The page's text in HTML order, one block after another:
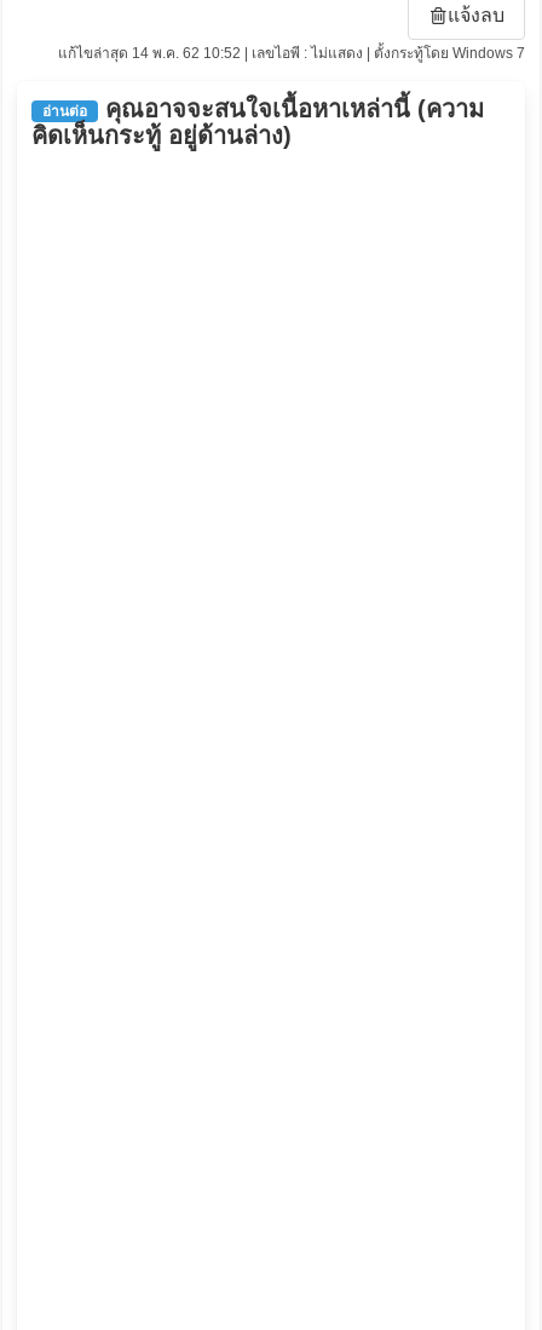
แจ้งลบ
แก้ไขล่าสุด 14 พ.ค. 62 10:52 | เลขไอพี : ไม่แสดง | ตั้งกระทู้โดย Windows 7
อ่านต่อ
คุณอาจจะสนใจเนื้อหาเหล่านี้ (ความ
คิดเห็นกระทู้ อยู่ด้านล่าง)